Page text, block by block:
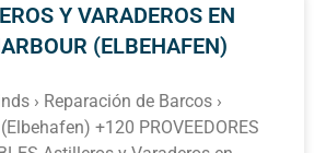
Y VARADEROS EN
(ELBEHAFEN)
› Reparación de Barcos ›
+120 PROVEEDORES